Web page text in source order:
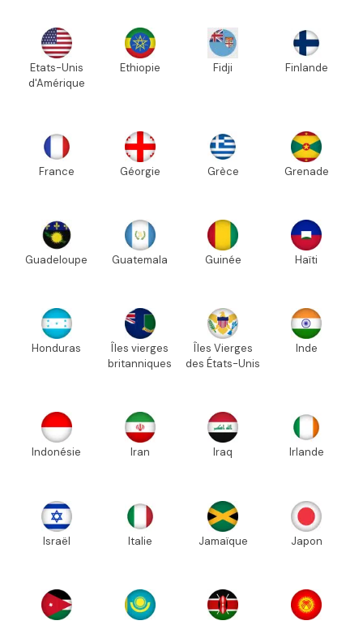
Etats-Unis
d'Amérique
Ethiopie Fidji Finlande
France Géorgie Grèce Grenade
Guadeloupe Guatemala Guinée Haïti
Honduras
Îles vierges
britanniques
Îles Vierges
des États-Unis
Inde
Indonésie Iran Iraq Irlande
Israël Italie Jamaïque Japon